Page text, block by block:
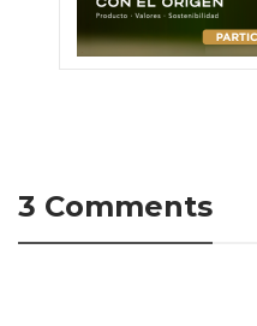
3 Comments